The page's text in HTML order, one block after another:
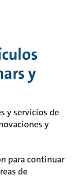
y
y servicios de
y
para continuar
de